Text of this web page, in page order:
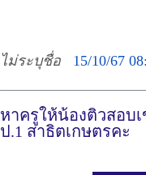
ไม่ระบุชื่อ 15/10/67
หาครูให้น้องติวสอบเ
ป.1 สาธิตเกษตรคะ